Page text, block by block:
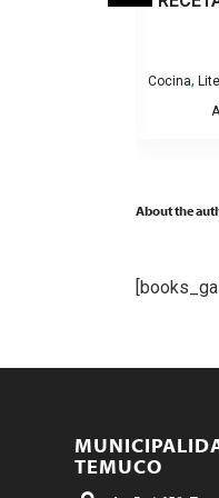
Cocina,
About the
TEMUCO